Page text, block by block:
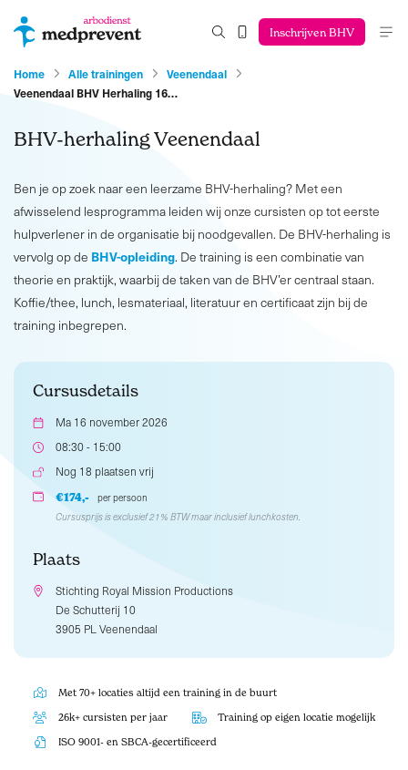
Inschrijven BHV
Home Alle trainingen
Veenendaal
Veenendaal BHV Herhaling 16…
BHV-herhaling Veenendaal
Ben je op zoek naar een leerzame BHV-herhaling? Met een
afwisselend lesprogramma leiden wij onze cursisten op tot eerste
hulpverlener in de organisatie bij noodgevallen. De BHV-herhaling is
vervolg op de BHV-opleiding. De training is een combinatie van
theorie en praktijk, waarbij de taken van de BHV’er centraal staan.
Koffie/thee, lunch, lesmateriaal, literatuur en certificaat zijn bij de
training inbegrepen.
Cursusdetails
Ma 16 november 2026
08:30 - 15:00
Nog 18 plaatsen vrij
€174,-
per persoon
Cursusprijs is exclusief 21% BTW maar inclusief lunchkosten.
Plaats
Stichting Royal Mission Productions
De Schutterij 10
3905 PL Veenendaal
Met 70+ locaties altijd een training in de buurt
26k+ cursisten per jaar Training op eigen locatie mogelijk
ISO 9001- en SBCA-gecertificeerd